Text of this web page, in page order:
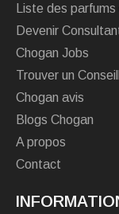
Liste des
Devenir
Chogan Jobs
Trouver un
Chogan avis
Blogs Chogan
A propos
Contact